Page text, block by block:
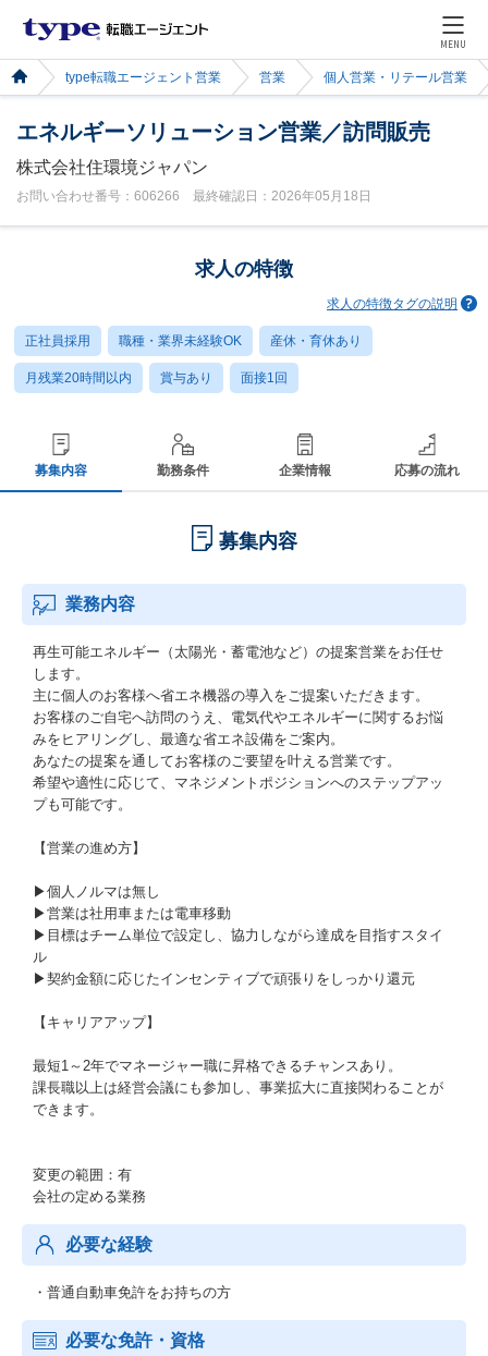
MENU
type転職エージェント営業 営業 個人営業・リテール営業
エネルギーソリューション営業／訪問販売
株式会社住環境ジャパン
お問い合わせ番号：606266 最終確認日：2026年05月18日
求人の特徴
求人の特徴タグの説明
正社員採用 職種・業界未経験OK 産休・育休あり
月残業20時間以内 賞与あり 面接1回
募集内容 勤務条件 企業情報 応募の流れ
募集内容
業務内容
再生可能エネルギー（太陽光・蓄電池など）の提案営業をお任せ
します。
主に個人のお客様へ省エネ機器の導入をご提案いただきます。
お客様のご自宅へ訪問のうえ、電気代やエネルギーに関するお悩
みをヒアリングし、最適な省エネ設備をご案内。
あなたの提案を通してお客様のご要望を叶える営業です。
希望や適性に応じて、マネジメントポジションへのステップアッ
プも可能です。
【営業の進め方】
▶個人ノルマは無し
▶営業は社用車または電車移動
▶目標はチーム単位で設定し、協力しながら達成を目指すスタイ
ル
▶契約金額に応じたインセンティブで頑張りをしっかり還元
【キャリアアップ】
最短1～2年でマネージャー職に昇格できるチャンスあり。
課長職以上は経営会議にも参加し、事業拡大に直接関わることが
できます。
変更の範囲：有
会社の定める業務
必要な経験
・普通自動車免許をお持ちの方
必要な免許・資格